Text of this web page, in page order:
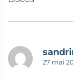
27 mai